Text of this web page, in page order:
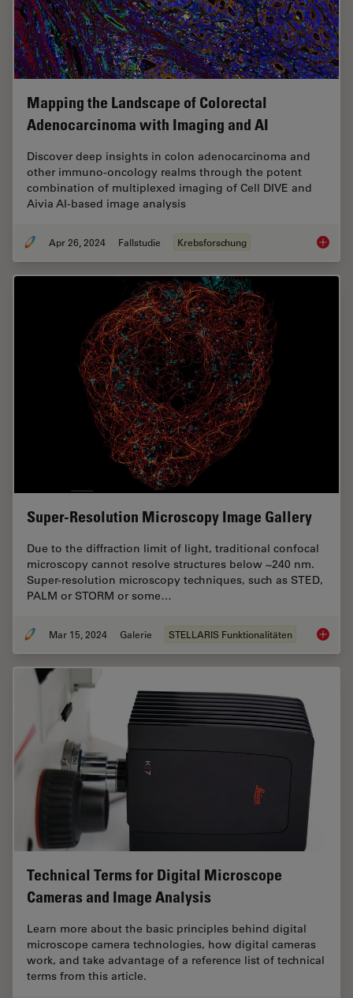
Mapping the Landscape of Colorectal
Adenocarcinoma with Imaging and AI
Discover deep insights in colon adenocarcinoma and
other immuno-oncology realms through the potent
combination of multiplexed imaging of Cell DIVE and
Aivia AI-based image analysis
Apr 26, 2024 Fallstudie Krebsforschung
Super-Resolution Microscopy Image Gallery
Due to the diffraction limit of light, traditional confocal
microscopy cannot resolve structures below ~240 nm.
Super-resolution microscopy techniques, such as STED,
PALM or STORM or some…
Mar 15, 2024 Galerie STELLARIS Funktionalitäten Super-
Technical Terms for Digital Microscope
Cameras and Image Analysis
Learn more about the basic principles behind digital
microscope camera technologies, how digital cameras
work, and take advantage of a reference list of technical
terms from this article.